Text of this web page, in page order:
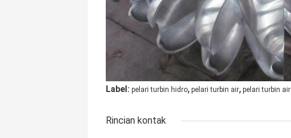
Label: pelari turbin hidro, pelari turbin air, pelari turbin air
Rincian kontak